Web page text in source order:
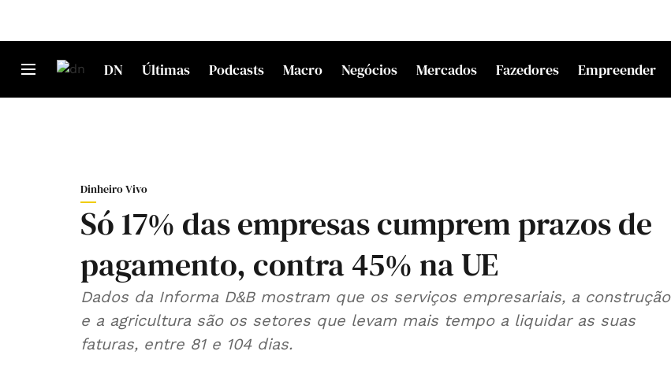
DN Últimas Podcasts Macro Negócios Mercados Fazedores Empreender
Dinheiro Vivo
Só 17% das empresas cumprem prazos de
pagamento, contra 45% na UE
Dados da Informa D&B mostram que os serviços empresariais, a construção
e a agricultura são os setores que levam mais tempo a liquidar as suas
faturas, entre 81 e 104 dias.